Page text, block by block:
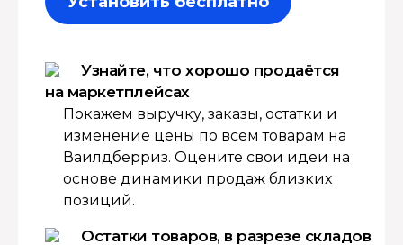
Узнайте, что хорошо продаётся
на маркетплейсах
Покажем выручку, заказы, остатки и
изменение цены по всем товарам на
Ваилдберриз. Оцените свои идеи на
основе динамики продаж близких
позиций.
Остатки товаров, в разрезе складов